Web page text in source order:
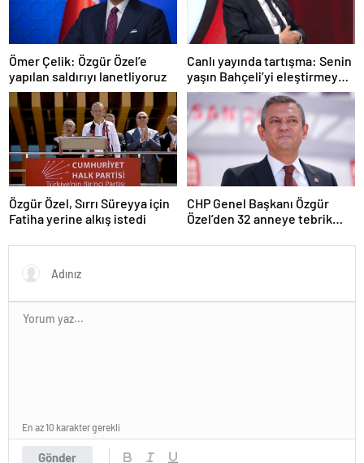
Ömer Çelik: Özgür Özel’e
yapılan saldırıyı lanetliyoruz
Canlı yayında tartışma: Senin
yaşın Bahçeli’yi eleştirmeye
yetmez
Özgür Özel, Sırrı Süreyya için
Fatiha yerine alkış istedi
CHP Genel Başkanı Özgür
Özel’den 32 anneye tebrik
Gönder
En az 10 karakter gerekli